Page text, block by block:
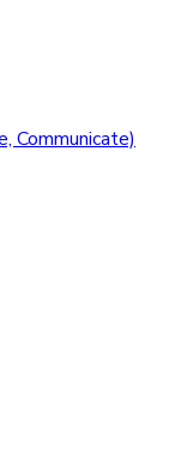
Communicate)